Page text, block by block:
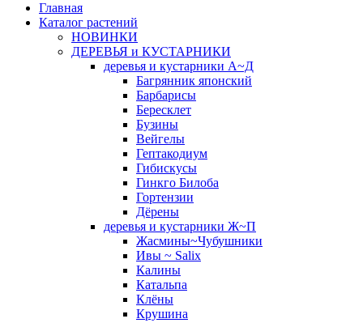
Главная
Каталог растений
НОВИНКИ
ДЕРЕВЬЯ и КУСТАРНИКИ
деревья и кустарники А~Д
Багрянник японский
Барбарисы
Бересклет
Бузины
Вейгелы
Гептакодиум
Гибискусы
Гинкго Билоба
Гортензии
Дёрены
деревья и кустарники Ж~П
Жасмины~Чубушники
Ивы ~ Salix
Калины
Катальпа
Клёны
Крушина